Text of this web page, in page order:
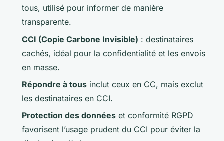
tous, utilisé pour informer de manière
transparente.
CCI (Copie Carbone Invisible) : destinataires
cachés, idéal pour la confidentialité et les envois
en masse.
Répondre à tous inclut ceux en CC, mais exclut
les destinataires en CCI.
Protection des données et conformité RGPD
favorisent l’usage prudent du CCI pour éviter la